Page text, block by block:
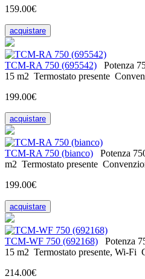
159.00€
acquistare
ТСМ-RA 750 (695542) Potenza
15 m2 Termostato presente
199.00€
acquistare
ТСМ-RA 750 (bianco) Potenza
m2 Termostato presente
199.00€
acquistare
ТСМ-WF 750 (692168) Potenza
15 m2 Termostato presente, Wi-Fi
214.00€